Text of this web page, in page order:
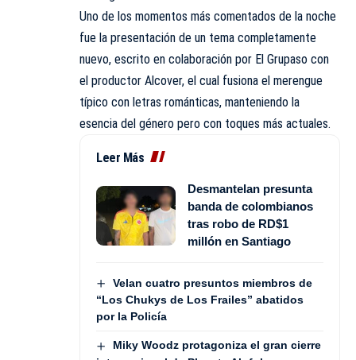
Uno de los momentos más comentados de la noche
fue la presentación de un tema completamente
nuevo, escrito en colaboración por El Grupaso con
el productor Alcover, el cual fusiona el merengue
típico con letras románticas, manteniendo la
esencia del género pero con toques más actuales.
Leer Más
Desmantelan presunta
banda de colombianos
tras robo de RD$1
millón en Santiago
Velan cuatro presuntos miembros de
“Los Chukys de Los Frailes” abatidos
por la Policía
Miky Woodz protagoniza el gran cierre